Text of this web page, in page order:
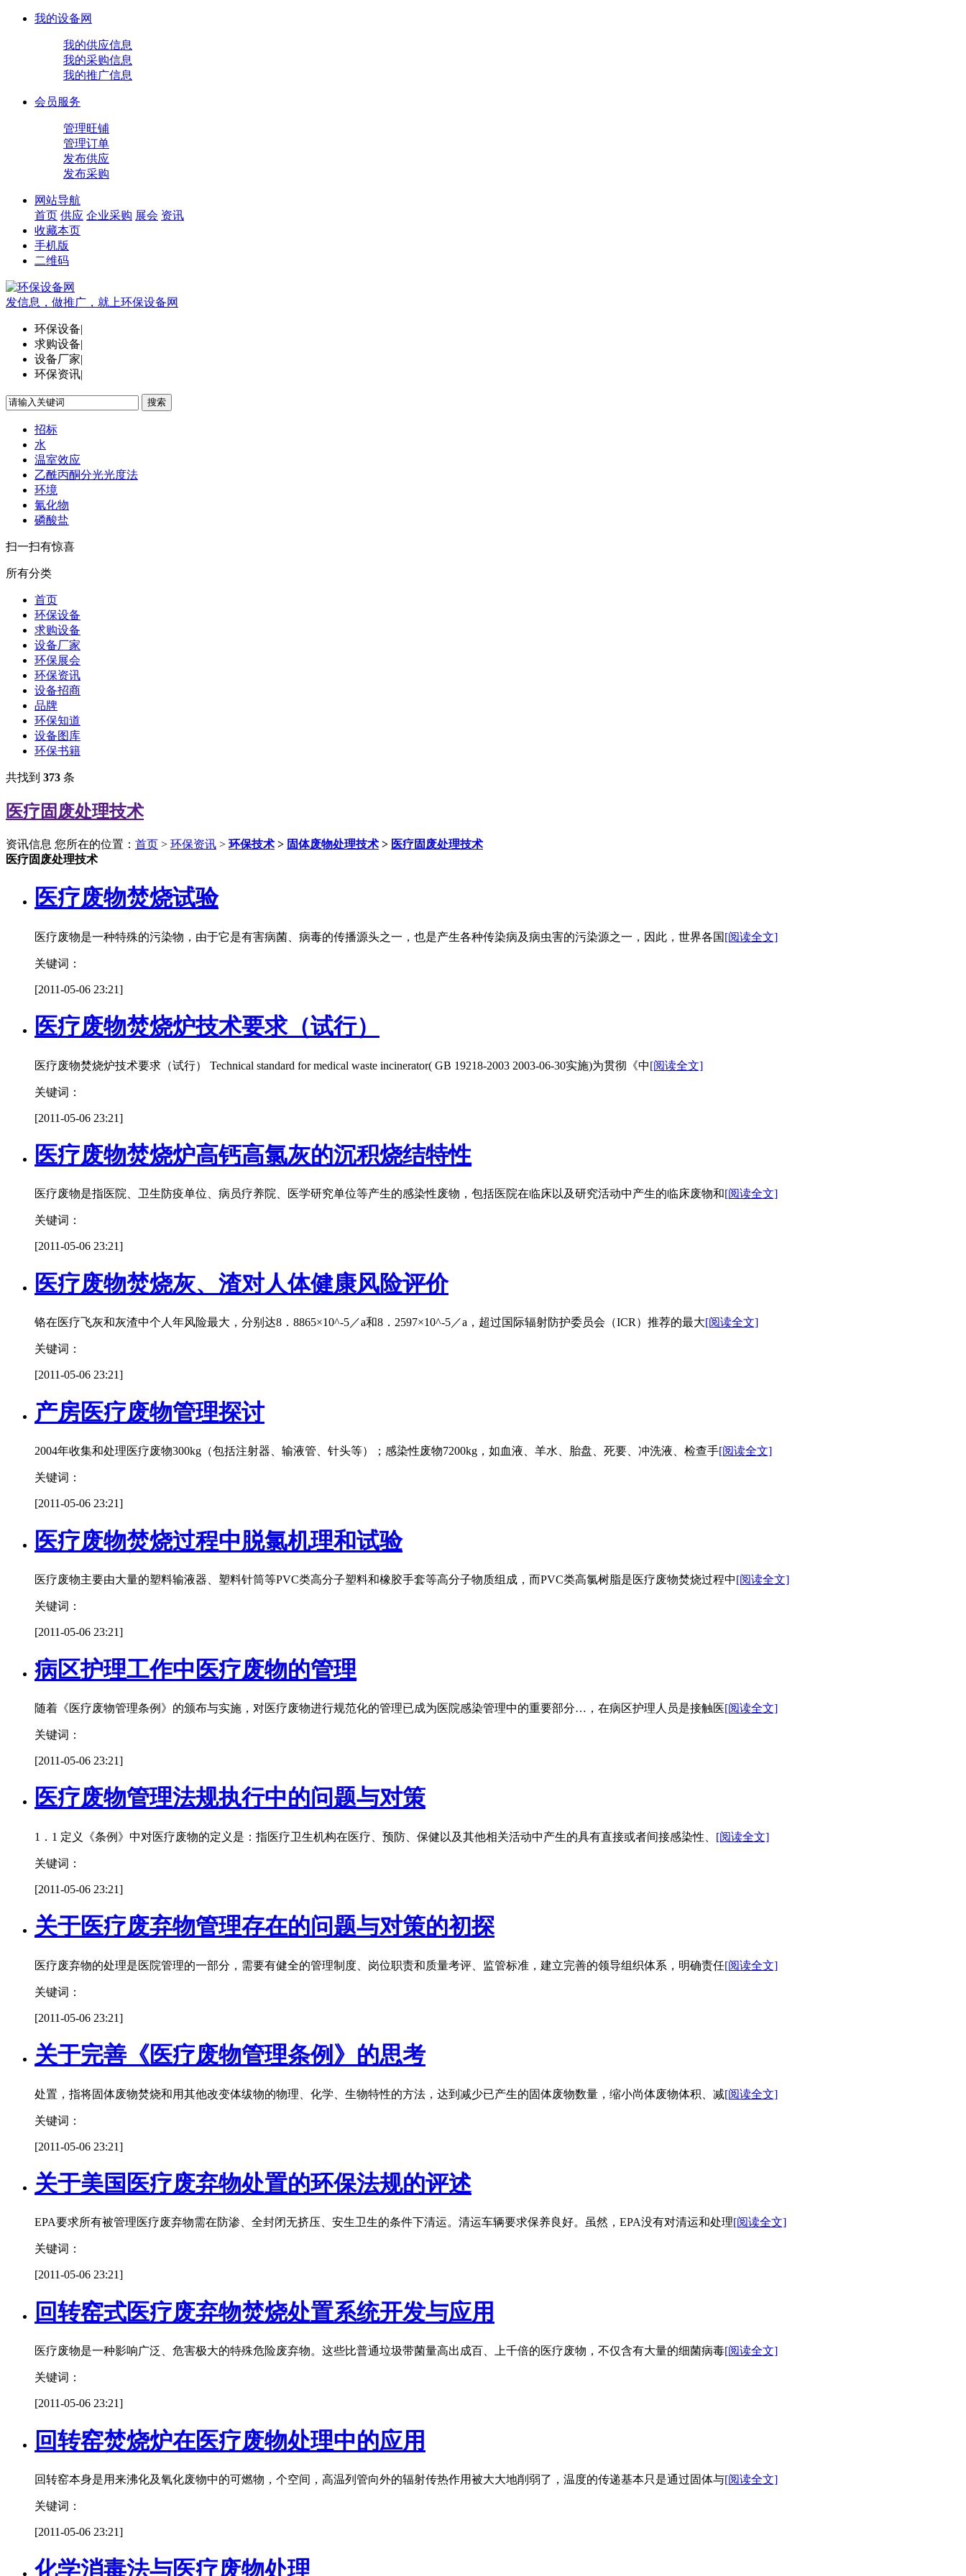
我的设备网
我的供应信息
我的采购信息
我的推广信息
会员服务
管理旺铺
管理订单
发布供应
发布采购
网站导航
首页 供应 企业采购 展会 资讯
收藏本页
手机版
二维码
发信息，做推广，就上环保设备网
环保设备|
求购设备|
设备厂家|
环保资讯|
搜索
招标
水
温室效应
乙酰丙酮分光光度法
环境
氰化物
磷酸盐
扫一扫有惊喜
所有分类
首页
环保设备
求购设备
设备厂家
环保展会
环保资讯
设备招商
品牌
环保知道
设备图库
环保书籍
共找到 373 条
医疗固废处理技术
资讯信息 您所在的位置： 首页 > 环保资讯 > 环保技术 > 固体废物处理技术 > 医疗固废处理技术
医疗固废处理技术
医疗废物焚烧试验
医疗废物是一种特殊的污染物，由于它是有害病菌、病毒的传播源头之一，也是产生各种传染病及病虫害的污染源之一，因此，世界各国[阅读全文]
关键词：
[2011-05-06 23:21]
医疗废物焚烧炉技术要求（试行）
医疗废物焚烧炉技术要求（试行） Technical standard for medical waste incinerator( GB 19218-2003 2003-06-30实施)为贯彻《中[阅读全文]
关键词：
[2011-05-06 23:21]
医疗废物焚烧炉高钙高氯灰的沉积烧结特性
医疗废物是指医院、卫生防疫单位、病员疗养院、医学研究单位等产生的感染性废物，包括医院在临床以及研究活动中产生的临床废物和[阅读全文]
关键词：
[2011-05-06 23:21]
医疗废物焚烧灰、渣对人体健康风险评价
铬在医疗飞灰和灰渣中个人年风险最大，分别达8．8865×10^-5／a和8．2597×10^-5／a，超过国际辐射防护委员会（ICR）推荐的最大[阅读全文]
关键词：
[2011-05-06 23:21]
产房医疗废物管理探讨
2004年收集和处理医疗废物300kg（包括注射器、输液管、针头等）；感染性废物7200kg，如血液、羊水、胎盘、死要、冲洗液、检查手[阅读全文]
关键词：
[2011-05-06 23:21]
医疗废物焚烧过程中脱氯机理和试验
医疗废物主要由大量的塑料输液器、塑料针筒等PVC类高分子塑料和橡胶手套等高分子物质组成，而PVC类高氯树脂是医疗废物焚烧过程中[阅读全文]
关键词：
[2011-05-06 23:21]
病区护理工作中医疗废物的管理
随着《医疗废物管理条例》的颁布与实施，对医疗废物进行规范化的管理已成为医院感染管理中的重要部分…，在病区护理人员是接触医[阅读全文]
关键词：
[2011-05-06 23:21]
医疗废物管理法规执行中的问题与对策
1．1 定义《条例》中对医疗废物的定义是：指医疗卫生机构在医疗、预防、保健以及其他相关活动中产生的具有直接或者间接感染性、 [阅读全文]
关键词：
[2011-05-06 23:21]
关于医疗废弃物管理存在的问题与对策的初探
医疗废弃物的处理是医院管理的一部分，需要有健全的管理制度、岗位职责和质量考评、监管标准，建立完善的领导组织体系，明确责任[阅读全文]
关键词：
[2011-05-06 23:21]
关于完善《医疗废物管理条例》的思考
处置，指将固体废物焚烧和用其他改变体绂物的物理、化学、生物特性的方法，达到减少已产生的固体废物数量，缩小尚体废物体积、减[阅读全文]
关键词：
[2011-05-06 23:21]
关于美国医疗废弃物处置的环保法规的评述
EPA要求所有被管理医疗废弃物需在防渗、全封闭无挤压、安生卫生的条件下清运。清运车辆要求保养良好。虽然，EPA没有对清运和处理[阅读全文]
关键词：
[2011-05-06 23:21]
回转窑式医疗废弃物焚烧处置系统开发与应用
医疗废物是一种影响广泛、危害极大的特殊危险废弃物。这些比普通垃圾带菌量高出成百、上千倍的医疗废物，不仅含有大量的细菌病毒[阅读全文]
关键词：
[2011-05-06 23:21]
回转窑焚烧炉在医疗废物处理中的应用
回转窑本身是用来沸化及氧化废物中的可燃物，个空间，高温列管向外的辐射传热作用被大大地削弱了，温度的传递基本只是通过固体与[阅读全文]
关键词：
[2011-05-06 23:21]
化学消毒法与医疗废物处理